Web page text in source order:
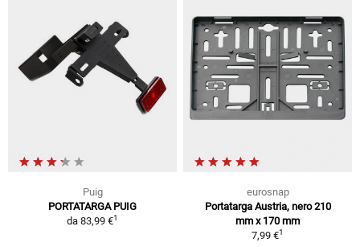
Puig
PORTATARGA PUIG
da 83,99 €1
eurosnap
Portatarga Austria, nero 210
mm x 170 mm
7,99 €1